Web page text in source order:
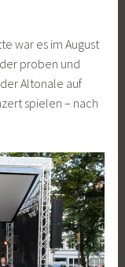
war es im August
proben und
Altonale auf
spielen – nach